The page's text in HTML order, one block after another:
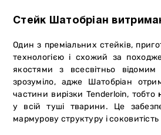
Стейк Шатобріан
Один з преміальних стейків,
технологією і схожий за
якостями з всесвітньо
зрозуміло, адже Шатобріан
частини вирізки Tenderloin, тобто
у всій туші тварини. Це
мармурову структуру і